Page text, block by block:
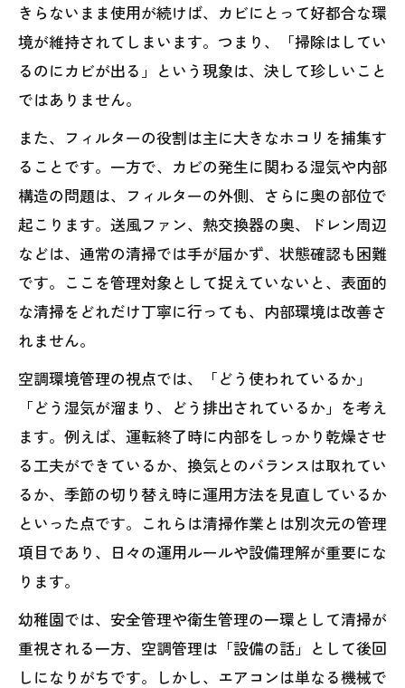
きらないまま使用が続けば、カビにとって好都合な環
境が維持されてしまいます。つまり、「掃除はしてい
るのにカビが出る」という現象は、決して珍しいこと
ではありません。
また、フィルターの役割は主に大きなホコリを捕集す
ることです。一方で、カビの発生に関わる湿気や内部
構造の問題は、フィルターの外側、さらに奥の部位で
起こります。送風ファン、熱交換器の奥、ドレン周辺
などは、通常の清掃では手が届かず、状態確認も困難
です。ここを管理対象として捉えていないと、表面的
な清掃をどれだけ丁寧に行っても、内部環境は改善さ
れません。
空調環境管理の視点では、「どう使われているか」
「どう湿気が溜まり、どう排出されているか」を考え
ます。例えば、運転終了時に内部をしっかり乾燥させ
る工夫ができているか、換気とのバランスは取れてい
るか、季節の切り替え時に運用方法を見直しているか
といった点です。これらは清掃作業とは別次元の管理
項目であり、日々の運用ルールや設備理解が重要にな
ります。
幼稚園では、安全管理や衛生管理の一環として清掃が
重視される一方、空調管理は「設備の話」として後回
しになりがちです。しかし、エアコンは単なる機械で